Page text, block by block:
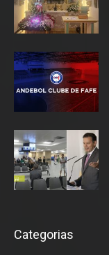
Categorias